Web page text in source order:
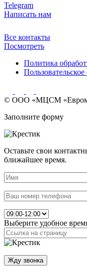
Telegram
Написать нам
Все контакты
Посмотреть
Политика
© ООО «МЦСМ
Заполните форму
Оставьте свои
ближайшее время.
Выберите удобное